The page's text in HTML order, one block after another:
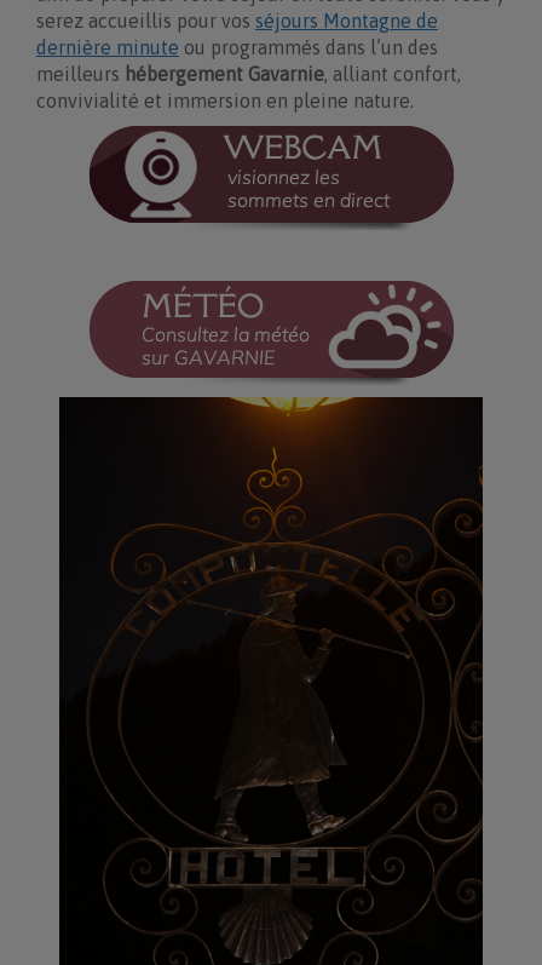
serez accueillis pour vos séjours Montagne de
dernière minute ou programmés dans l’un des
meilleurs hébergement Gavarnie, alliant confort,
convivialité et immersion en pleine nature.